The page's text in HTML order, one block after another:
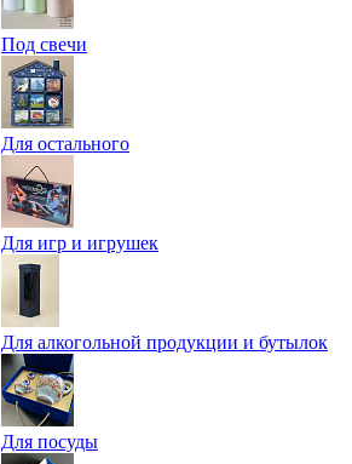
Под свечи
Для остального
Для игр и игрушек
Для алкогольной продукции и бутылок
Для посуды